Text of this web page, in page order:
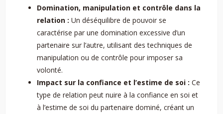
Domination, manipulation et contrôle dans la
relation : Un déséquilibre de pouvoir se
caractérise par une domination excessive d’un
partenaire sur l’autre, utilisant des techniques de
manipulation ou de contrôle pour imposer sa
volonté.
Impact sur la confiance et l’estime de soi : Ce
type de relation peut nuire à la confiance en soi et
à l’estime de soi du partenaire dominé, créant un